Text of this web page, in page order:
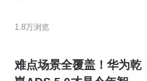
1.8万浏览
难点场景全覆盖！华为乾